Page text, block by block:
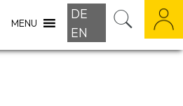
MENU
DE
EN